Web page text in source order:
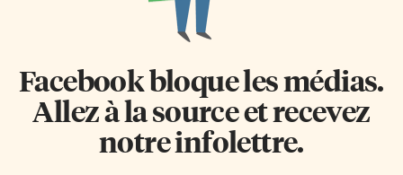
Facebook bloque les médias.
Allez à la source et recevez
notre infolettre.